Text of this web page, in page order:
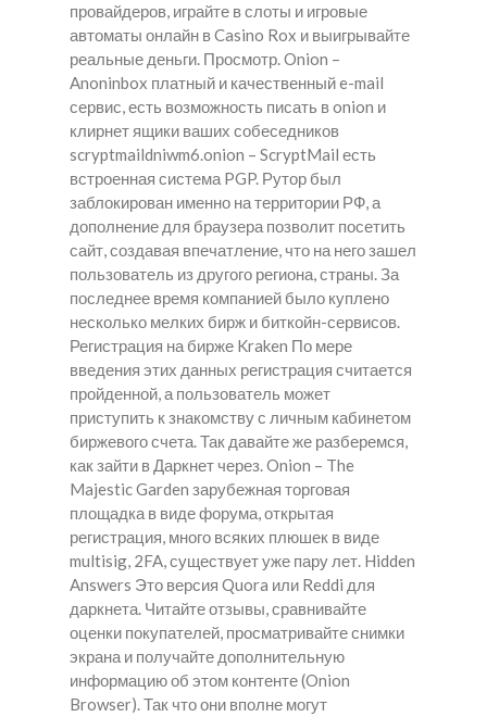
провайдеров, играйте в слоты и игровые
автоматы онлайн в Casino Rox и выигрывайте
реальные деньги. Просмотр. Onion –
Anoninbox платный и качественный e-mail
сервис, есть возможность писать в onion и
клирнет ящики ваших собеседников
scryptmaildniwm6.onion – ScryptMail есть
встроенная система PGP. Рутор был
заблокирован именно на территории РФ, а
дополнение для браузера позволит посетить
сайт, создавая впечатление, что на него зашел
пользователь из другого региона, страны. За
последнее время компанией было куплено
несколько мелких бирж и биткойн-сервисов.
Регистрация на бирже Kraken По мере
введения этих данных регистрация считается
пройденной, а пользователь может
приступить к знакомству с личным кабинетом
биржевого счета. Так давайте же разберемся,
как зайти в Даркнет через. Onion – The
Majestic Garden зарубежная торговая
площадка в виде форума, открытая
регистрация, много всяких плюшек в виде
multisig, 2FA, существует уже пару лет. Hidden
Answers Это версия Quora или Reddi для
даркнета. Читайте отзывы, сравнивайте
оценки покупателей, просматривайте снимки
экрана и получайте дополнительную
информацию об этом контенте (Onion
Browser). Так что они вполне могут